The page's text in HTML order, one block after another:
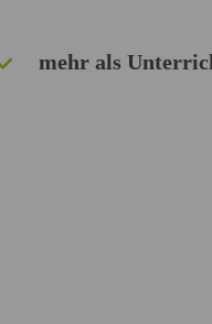
mehr als